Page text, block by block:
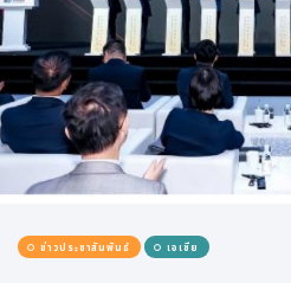
การศึกษา
ศิลปะ, วัฒนธรรม
ศาสนา
การเมือง
ธุรกิจ, สังคม
ข่าวประชาสัมพันธ์ เอเชีย